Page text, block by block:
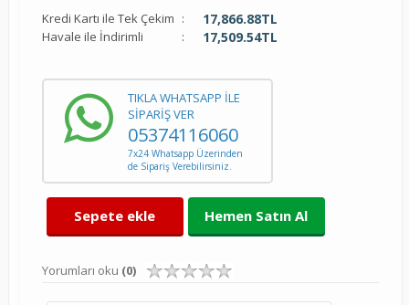
Kredi Kartı ile Tek Çekim : 17,866.88TL
Havale ile İndirimli : 17,509.54TL
TIKLA WHATSAPP İLE
SİPARİŞ VER
05374116060
7x24 Whatsapp Üzerinden
de Sipariş Verebilirsiniz.
Sepete ekle Hemen Satın Al
Yorumları oku (0)